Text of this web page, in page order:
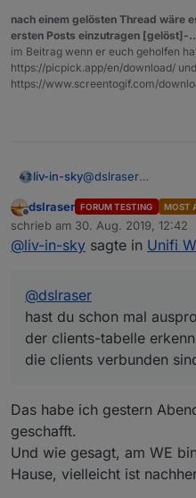
nach einem gelösten Thread wäre
ersten Posts einzutragen [gelöst]-
im Beitrag wenn er euch geholfen
https://picpick.app/en/download/
https://www.screentogif.com/
liv-in-sky@dslraser
clients-tabelle
clients verbunden
Offline
dslraser FORUM TESTING MOST
schrieb am 30. Aug. 2019, 12:42
zuletzt editiert von
@liv-in-sky sagte in Unifi
@dslraser
hast du schon mal
der clients-tabelle
die clients verbunden
Das habe ich gestern
geschafft.
Und wie gesagt, am WE
Hause, vielleicht ist